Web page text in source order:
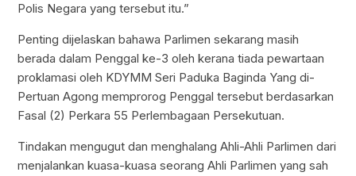
Polis Negara yang tersebut itu.”
Penting dijelaskan bahawa Parlimen sekarang masih
berada dalam Penggal ke-3 oleh kerana tiada pewartaan
proklamasi oleh KDYMM Seri Paduka Baginda Yang di-
Pertuan Agong memprorog Penggal tersebut berdasarkan
Fasal (2) Perkara 55 Perlembagaan Persekutuan.
Tindakan mengugut dan menghalang Ahli-Ahli Parlimen dari
menjalankan kuasa-kuasa seorang Ahli Parlimen yang sah